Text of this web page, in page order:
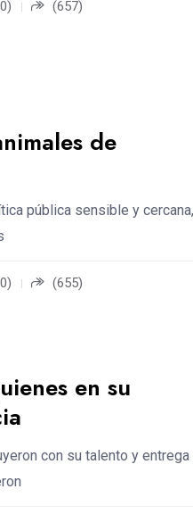
(657)
de
pública sensible y
(655)
en su
con su talento y entrega